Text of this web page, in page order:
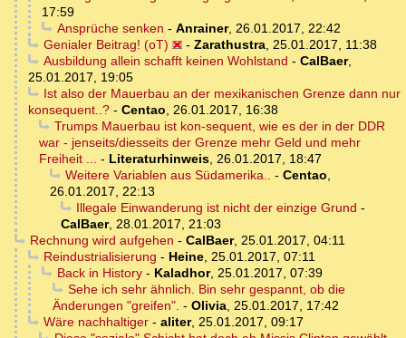
17:59
Ansprüche senken - Anrainer, 26.01.2017, 22:42
Genialer Beitrag! (oT)
- Zarathustra, 25.01.2017, 11:38
Ausbildung allein schafft keinen Wohlstand - CalBaer,
25.01.2017, 19:05
Ist also der Mauerbau an der mexikanischen Grenze dann nur
konsequent..? - Centao, 26.01.2017, 16:38
Trumps Mauerbau ist kon-sequent, wie es der in der DDR
war - jenseits/diesseits der Grenze mehr Geld und mehr
Freiheit ... - Literaturhinweis, 26.01.2017, 18:47
Weitere Variablen aus Südamerika.. - Centao,
26.01.2017, 22:13
Illegale Einwanderung ist nicht der einzige Grund -
CalBaer, 28.01.2017, 21:03
Rechnung wird aufgehen - CalBaer, 25.01.2017, 04:11
Reindustrialisierung - Heine, 25.01.2017, 07:11
Back in History- Kaladhor, 25.01.2017, 07:39
Sehe ich sehr ähnlich. Bin sehr gespannt, ob die
Änderungen "greifen". - Olivia, 25.01.2017, 17:42
Wäre nachhaltiger- aliter, 25.01.2017, 09:17